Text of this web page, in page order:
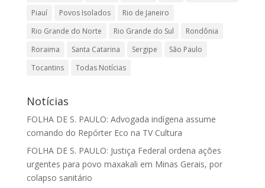
Piauí
Povos Isolados
Rio de Janeiro
Rio Grande do Norte
Rio Grande do Sul
Rondônia
Roraima
Santa Catarina Sergipe
São Paulo
Tocantins
Todas Notícias
Notícias
FOLHA DE S. PAULO: Advogada indígena assume
comando do Repórter Eco na TV Cultura
FOLHA DE S. PAULO: Justiça Federal ordena ações
urgentes para povo maxakali em Minas Gerais, por
colapso sanitário